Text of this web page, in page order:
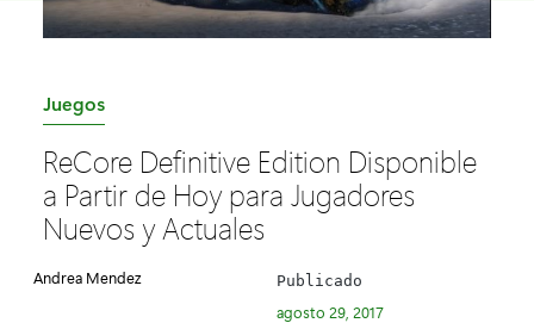
C
t
e
g
Juegos
ReCore Definitive Edition Disponible
a Partir de Hoy para Jugadores
Nuevos y Actuales
Andrea Mendez Publicado
agosto 29, 2017